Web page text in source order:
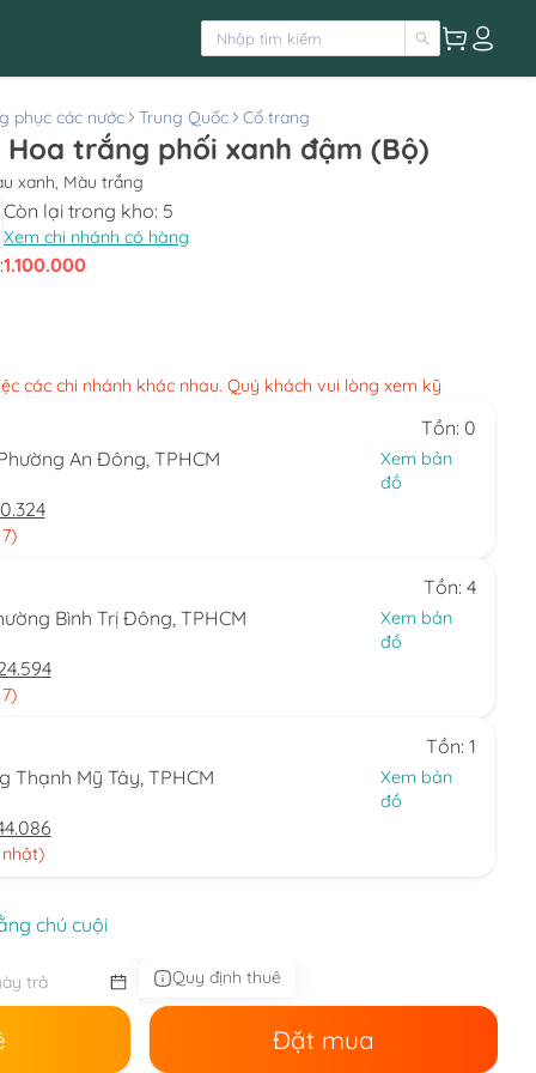
phục các nước Trung Quốc Cổ trang
Hoa trắng phối xanh đậm (Bộ)
xanh, Màu trắng
Còn lại trong kho: 5
Xem chi nhánh có hàng
1.100.000
các chi nhánh khác nhau. Quý khách vui lòng xem kỹ
Tồn: 0
An Đông, TPHCM
Xem bản
đồ
Tồn: 4
Bình Trị Đông, TPHCM
Xem bản
đồ
Tồn: 1
Thạnh Mỹ Tây, TPHCM
Xem bản
đồ
chú cuội
Quy định thuê
Đặt mua